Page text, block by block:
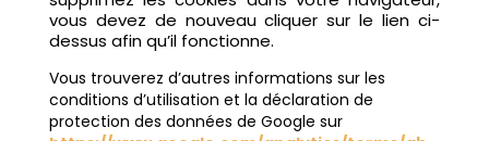
vous devez de nouveau cliquer sur le lien ci-
dessus afin qu’il fonctionne.
Vous trouverez d’autres informations sur les
conditions d’utilisation et la déclaration de
protection des données de Google sur